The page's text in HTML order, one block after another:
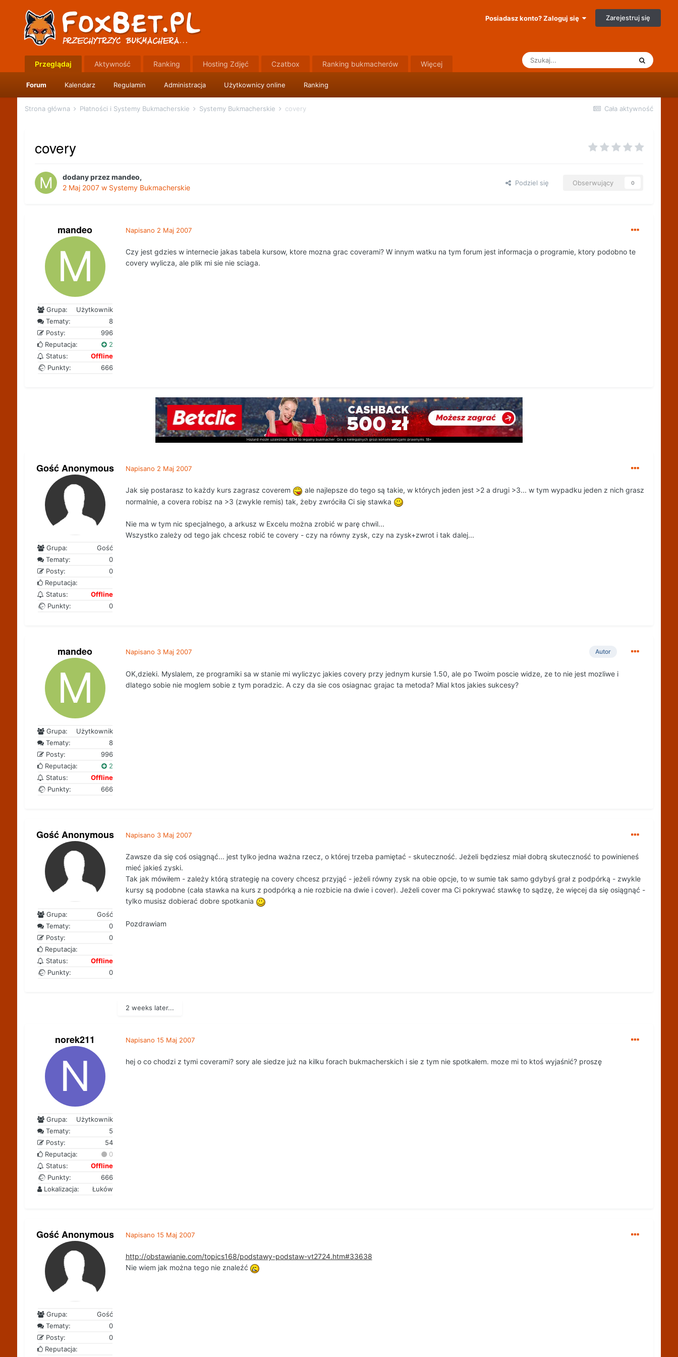
Posiadasz konto? Zaloguj się Zarejestruj się
Przeglądaj
Forum Kalendarz Regulamin Administracja Użytkownicy online Ranking
Aktywność Ranking Hosting Zdjęć Czatbox Ranking bukmacherów Więcej
Cała aktywność
Strona główna Płatności i Systemy Bukmacherskie Systemy Bukmacherskie covery
covery
dodany przezmandeo,
2 Maj 2007w Systemy Bukmacherskie
Podziel się Obserwujący 0
mandeo
Grupa:
Użytkownik
Tematy:
8
Posty:
996
Reputacja:
2
Status:
Offline
Punkty:
666
Napisano 2 Maj 2007
Czy jest gdzies w internecie jakas tabela kursow, ktore mozna grac coverami? W innym watku na tym forum jest informacja o programie, ktory podobno te
covery wylicza, ale plik mi sie nie sciaga.
Gość Anonymous
Grupa:
Gość
Tematy:
0
Posty:
0
Reputacja:
Status:
Offline
Punkty:
0
Napisano 2 Maj 2007
Jak się postarasz to każdy kurs zagrasz coverem
ale najlepsze do tego są takie, w których jeden jest >2 a drugi >3... w tym wypadku jeden z nich grasz
normalnie, a covera robisz na >3 (zwykle remis) tak, żeby zwróciła Ci się stawka
Nie ma w tym nic specjalnego, a arkusz w Excelu można zrobić w parę chwil...
Wszystko zależy od tego jak chcesz robić te covery - czy na równy zysk, czy na zysk+zwrot i tak dalej...
mandeo
Grupa:
Użytkownik
Tematy:
8
Posty:
996
Reputacja:
2
Status:
Offline
Punkty:
666
Autor
Napisano 3 Maj 2007
OK,dzieki. Myslalem, ze programiki sa w stanie mi wyliczyc jakies covery przy jednym kursie 1.50, ale po Twoim poscie widze, ze to nie jest mozliwe i
dlatego sobie nie moglem sobie z tym poradzic. A czy da sie cos osiagnac grajac ta metoda? Mial ktos jakies sukcesy?
Gość Anonymous
Grupa:
Gość
Tematy:
0
Posty:
0
Reputacja:
Status:
Offline
Punkty:
0
Napisano 3 Maj 2007
Zawsze da się coś osiągnąć... jest tylko jedna ważna rzecz, o której trzeba pamiętać - skuteczność. Jeżeli będziesz miał dobrą skuteczność to powinieneś
mieć jakieś zyski.
Tak jak mówiłem - zależy którą strategię na covery chcesz przyjąć - jeżeli równy zysk na obie opcje, to w sumie tak samo gdybyś grał z podpórką - zwykle
kursy są podobne (cała stawka na kurs z podpórką a nie rozbicie na dwie i cover). Jeżeli cover ma Ci pokrywać stawkę to sądzę, że więcej da się osiągnąć -
tylko musisz dobierać dobre spotkania
Pozdrawiam
2 weeks later...
norek211
Grupa:
Użytkownik
Tematy:
5
Posty:
54
Reputacja:
0
Status:
Offline
Punkty:
666
Lokalizacja:
Łuków
Napisano 15 Maj 2007
hej o co chodzi z tymi coverami? sory ale siedze już na kilku forach bukmacherskich i sie z tym nie spotkałem. moze mi to ktoś wyjaśnić? proszę
Gość Anonymous
Grupa:
Gość
Tematy:
0
Posty:
0
Reputacja:
Napisano 15 Maj 2007
http://obstawianie.com/topics168/podstawy-podstaw-vt2724.htm#33638
Nie wiem jak można tego nie znaleźć